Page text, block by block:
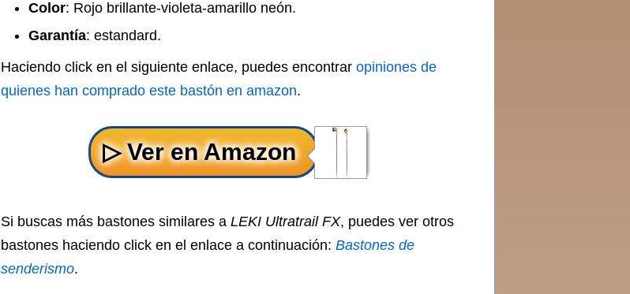
Color: Rojo brillante-violeta-amarillo neón.
Garantía: estandard.
Haciendo click en el siguiente enlace, puedes encontrar opiniones de
quienes han comprado este bastón en amazon.
Si buscas más bastones similares a LEKI Ultratrail FX, puedes ver otros
bastones haciendo click en el enlace a continuación: Bastones de
senderismo.